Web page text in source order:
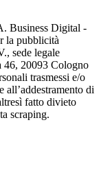
Business Digital -
la pubblicità
sede legale
46, 20093 Cologno
trasmessi e/o
di
fatto divieto
scraping.